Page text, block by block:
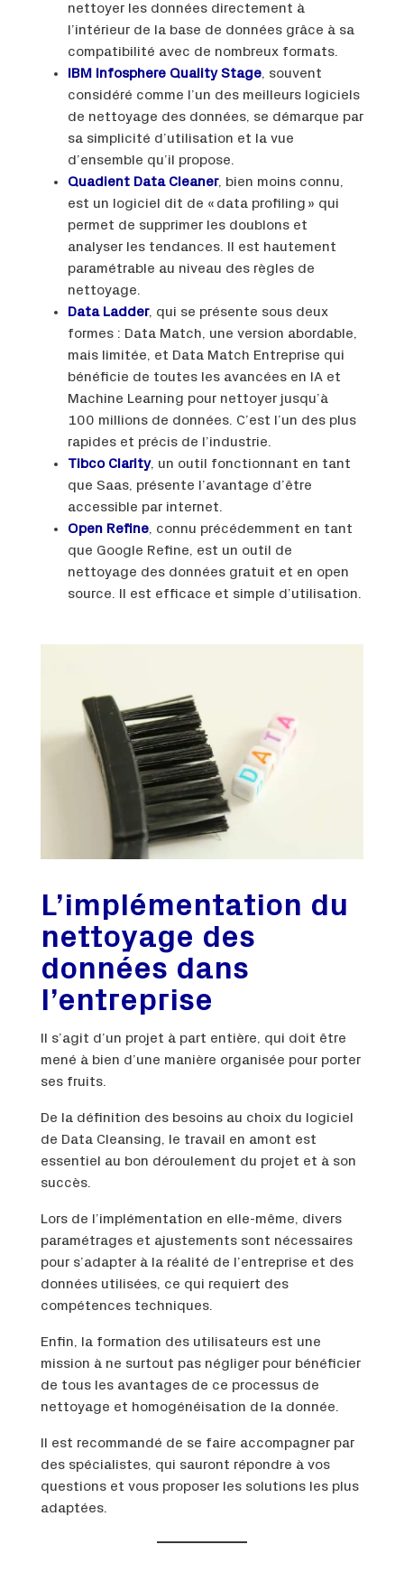
nettoyer les données directement à
l’intérieur de la base de données grâce à sa
compatibilité avec de nombreux formats.
IBM Infosphere Quality Stage, souvent
considéré comme l’un des meilleurs logiciels
de nettoyage des données, se démarque par
sa simplicité d’utilisation et la vue
d’ensemble qu’il propose.
Quadient Data Cleaner, bien moins connu,
est un logiciel dit de « data profiling » qui
permet de supprimer les doublons et
analyser les tendances. Il est hautement
paramétrable au niveau des règles de
nettoyage.
Data Ladder, qui se présente sous deux
formes : Data Match, une version abordable,
mais limitée, et Data Match Entreprise qui
bénéficie de toutes les avancées en IA et
Machine Learning pour nettoyer jusqu’à
100 millions de données. C’est l’un des plus
rapides et précis de l’industrie.
Tibco Clarity, un outil fonctionnant en tant
que Saas, présente l’avantage d’être
accessible par internet.
Open Refine, connu précédemment en tant
que Google Refine, est un outil de
nettoyage des données gratuit et en open
source. Il est efficace et simple d’utilisation.
L’implémentation du
nettoyage des
données dans
l’entreprise
Il s’agit d’un projet à part entière, qui doit être
mené à bien d’une manière organisée pour porter
ses fruits.
De la définition des besoins au choix du logiciel
de Data Cleansing, le travail en amont est
essentiel au bon déroulement du projet et à son
succès.
Lors de l’implémentation en elle-même, divers
paramétrages et ajustements sont nécessaires
pour s’adapter à la réalité de l’entreprise et des
données utilisées, ce qui requiert des
compétences techniques.
Enfin, la formation des utilisateurs est une
mission à ne surtout pas négliger pour bénéficier
de tous les avantages de ce processus de
nettoyage et homogénéisation de la donnée.
Il est recommandé de se faire accompagner par
des spécialistes, qui sauront répondre à vos
questions et vous proposer les solutions les plus
adaptées.